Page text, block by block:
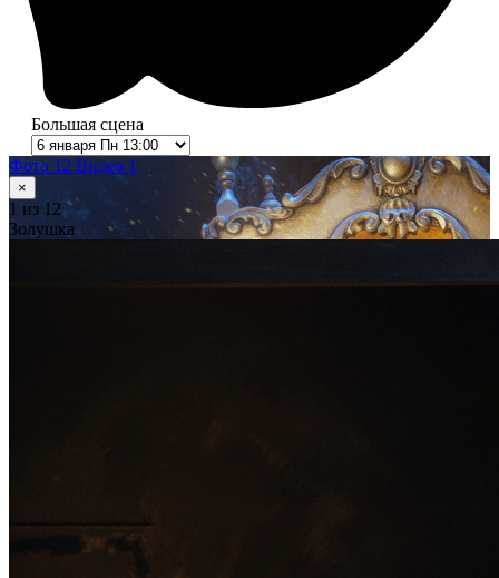
Большая сцена
Фото 12 Видео 1
×
1 из 12
Золушка